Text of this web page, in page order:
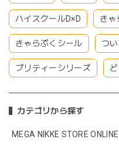
ハイスクールD×D きゃ
きゃらぷくシール つ
プリティーシリーズ
カテゴリから探す
MEGA NIKKE STORE ONLINE